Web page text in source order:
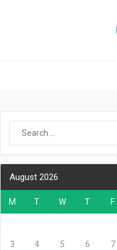
August 2026
M T W T F
3 4 5 6 7